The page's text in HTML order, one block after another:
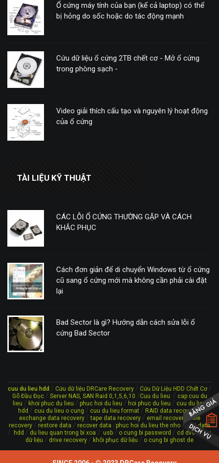
Ổ cứng máy tính của bạn (kể cả laptop) có thể
bị hỏng do sốc hoặc do tác động mạnh
Cứu dữ liệu ổ cứng 2TB chết cơ - Mở ổ cứng
trong phòng sạch -
Video giải thích cấu tạo và nguyên lý hoạt động
của ổ cứng
TÀI LIỆU KỸ THUẬT
CÁC LỖI Ổ CỨNG THƯỜNG GẶP VÀ CÁCH
KHẮC PHỤC
Cách đơn giản để di chuyển Windows từ ổ cứng
cũ sang ổ cứng mới mà không cần phải cài đặt
lại
Bad Sector là gì? Hướng dẫn cách sửa lỗi ổ
cứng Bad Sector
cuu du lieu hdd / Cứu dữ liệu DRCare Recovery/ Cứu Dữ Liệu HDD Chết Cơ/
Gõ Đầu Đọc/ Server NAS, SAN Raid 0,1,5,6,10 /Cuu du lieu / cap cuu du
lieu / khoi phuc du lieu / phuc hoi du lieu / hoi phuc du lieu / cuu du lieu
hdd / cuu du lieu o cung / cuu du lieu format / RAID data recovery/
exchange data recovery/tape data recovery/ email recovery /file
recovery / restore data / recover data /phuc hoi du lieu the nho / lost data
/ hdd / du lieu quan trong bi xoa / usb / o cung bi password / cd dvd/cứu
dữ liệu / drive recovery / khôi phục dữ liệu / o cung bi ghost de